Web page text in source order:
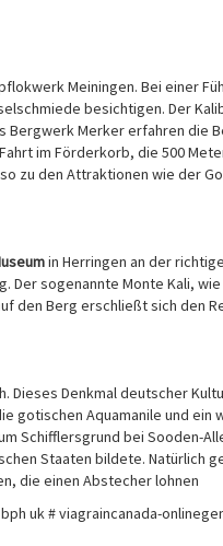
Meiningen. Bei einer
besichtigen. Der
Bergwerk Merker erfahren die
im Förderkorb, die 500
zu den Attraktionen wie der
in Herringen an der
Der sogenannte Monte Kali,
den Berg erschließt sich den
Dieses Denkmal deutscher
gotischen Aquamanile und ein
Schifflersgrund bei Sooden-
Staaten bildete. Natürlich
die einen Abstecher lohnen
uk # viagraincanada-